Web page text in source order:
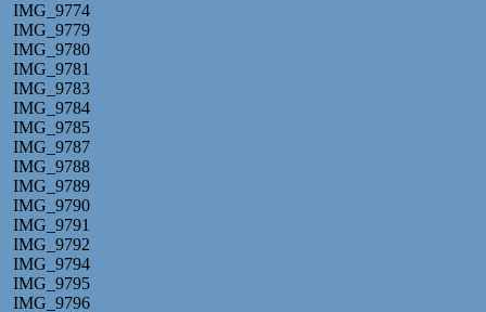
IMG_9774
IMG_9779
IMG_9780
IMG_9781
IMG_9783
IMG_9784
IMG_9785
IMG_9787
IMG_9788
IMG_9789
IMG_9790
IMG_9791
IMG_9792
IMG_9794
IMG_9795
IMG_9796